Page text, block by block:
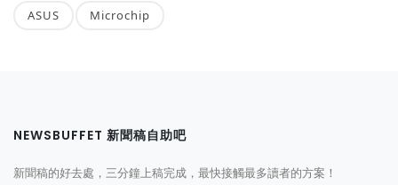
ASUS Microchip
NEWSBUFFET 新聞稿自助吧
新聞稿的好去處，三分鐘上稿完成，最快接觸最多讀者的方案！